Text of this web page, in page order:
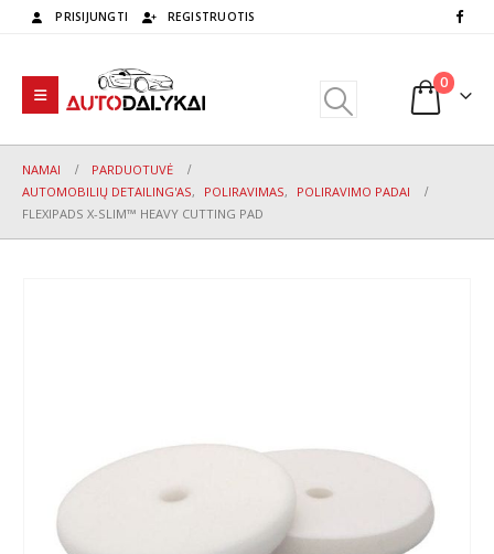
PRISIJUNGTI REGISTRUOTIS
0
NAMAI
PARDUOTUVĖ
AUTOMOBILIŲ DETAILING'AS, POLIRAVIMAS,
POLIRAVIMO PADAI
FLEXIPADS X-SLIM™ HEAVY CUTTING PAD